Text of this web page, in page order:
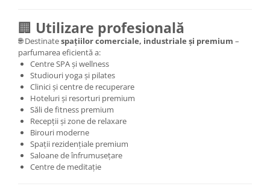
🏢 Utilizare profesională
🌐 Destinatespațiilor comerciale, industriale și premium –
parfumarea eficientă a:
Centre SPA și wellness
Studiouri yoga și pilates
Clinici și centre de recuperare
Hoteluri și resorturi premium
Săli de fitness premium
Recepții și zone de relaxare
Birouri moderne
Spații rezidențiale premium
Saloane de înfrumusețare
Centre de meditație